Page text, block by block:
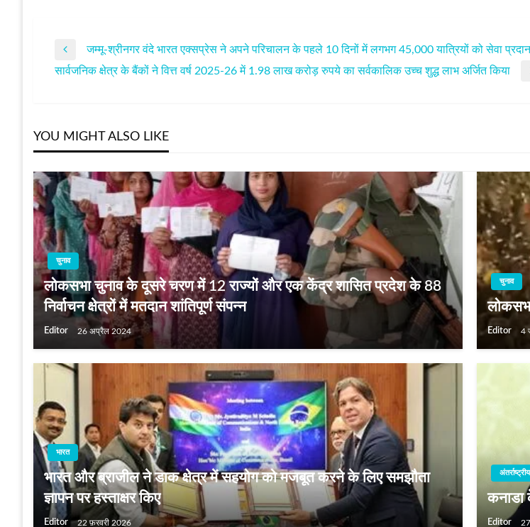
पोस्ट
Previous
Post
जम्मू-श्रीनगर वंदे भारत एक्सप्रेस ने अपने परिचालन के पहले 10 दिनों में लगभग 45,000 यात्रियों को सेवा
Next
सार्वजनिक क्षेत्र के बैंकों ने वित्त वर्ष 2025-26 में 1.98 लाख करोड़ रुपये का सर्वकालिक उच्च शुद्ध लाभ अर्जित किया
YOU MIGHT ALSO LIKE
चुनाव
लोकसभा चुनाव के दूसरे चरण में 12 राज्यों और एक केंद्र शासित प्रदेश के 88
निर्वाचन क्षेत्रों में मतदान शांतिपूर्ण संपन्न
Editor 26 अप्रैल 2024
चुनाव
Editor 4
भारत
भारत और ब्राजील ने डाक क्षेत्र में सहयोग को मजबूत करने के लिए समझौता
ज्ञापन पर हस्ताक्षर किए
Editor 22 फ़रवरी 2026
अंतर्राष्ट्रीय
कनाडा
Editor